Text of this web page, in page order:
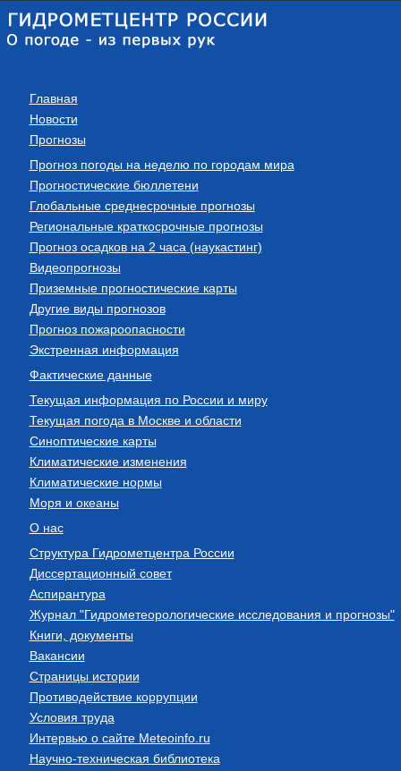
Главная
Новости
Прогнозы
Прогноз погоды на неделю по городам мира
Прогностические бюллетени
Глобальные среднесрочные прогнозы
Региональные краткосрочные прогнозы
Прогноз осадков на 2 часа (наукастинг)
Видеопрогнозы
Приземные прогностические карты
Другие виды прогнозов
Прогноз пожароопасности
Экстренная информация
Фактические данные
Текущая информация по России и миру
Текущая погода в Москве и области
Синоптические карты
Климатические изменения
Климатические нормы
Моря и океаны
О нас
Структура Гидрометцентра России
Диссертационный совет
Аспирантура
Журнал "Гидрометеорологические исследования и прогнозы"
Книги, документы
Вакансии
Страницы истории
Противодействие коррупции
Условия труда
Интервью о сайте Meteoinfo.ru
Научно-техническая библиотека